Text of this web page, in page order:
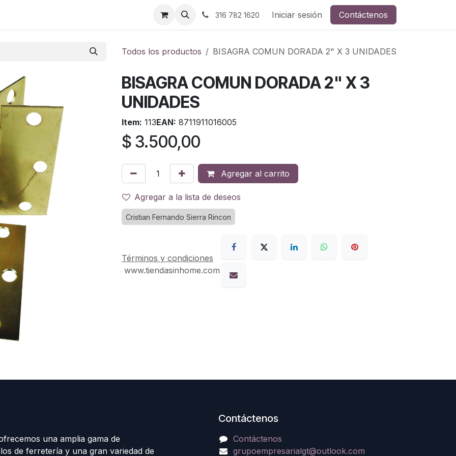
316 782 1620 Iniciar sesión Contáctenos
Todos los productos BISAGRA COMUN DORADA 2" X 3 UNIDADES
BISAGRA COMUN DORADA 2" X 3
UNIDADES
Item: 113EAN: 8711911016005
$ 3.500,00
Agregar al carrito
Agregar a la lista de deseos
Cristian Fernando Sierra Rincon
Términos y condiciones
www.tiendasinhome.com
una amplia gama de
de ferretería y una gran variedad de
Contáctenos
Contáctenos
grupoempresarialgt@outlook.com